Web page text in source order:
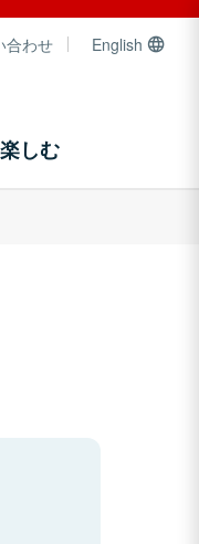
合わせ English
楽しむ